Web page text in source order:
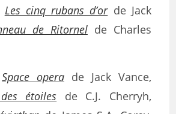
Les cinq rubans d’orde Jack
de Ritornelde Charles
Space opera de Jack Vance,
étoiles de C.J. Cherryh,